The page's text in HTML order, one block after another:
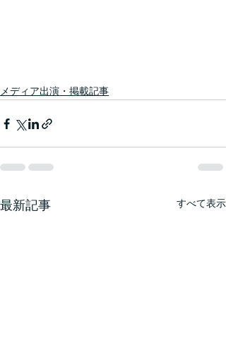
メディア出演・掲載記事
最新記事 すべて表示